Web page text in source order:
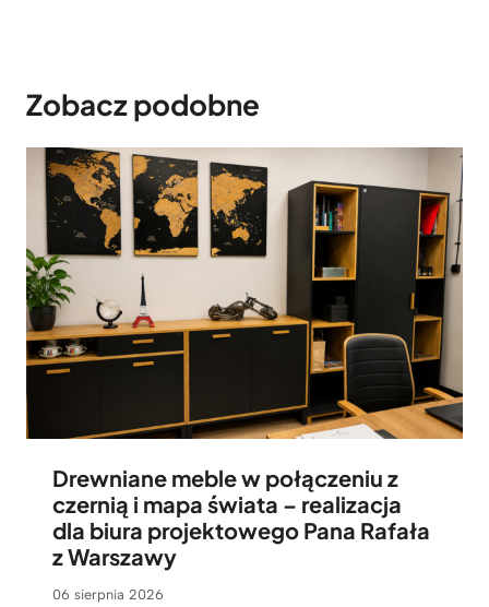
o
ł
Zobacz podobne
Drewniane meble w połączeniu z
czernią i mapa świata – realizacja
dla biura projektowego Pana Rafała
z Warszawy
06 sierpnia 2026